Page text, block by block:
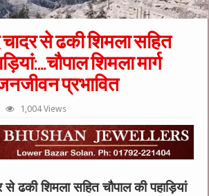
से ढकी शिमला सहित
शिमला मार्ग
प्रभावित
1,004 Views
ढकी शिमला सहित चौपाल की पहाड़ियां